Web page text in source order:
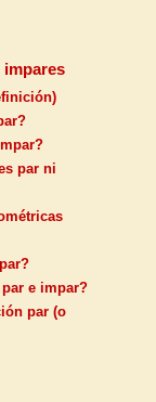
impares
par ni
e impar?
par (o